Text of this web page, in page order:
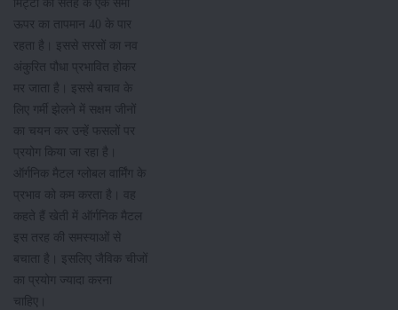
ऊपर का तापमान 40 के पार
रहता है। इससे सरसों का नव
अंकुरित पौधा प्रभावित होकर
मर जाता है। इससे बचाव के
लिए गर्मी झेलने में सक्षम जीनों
का चयन कर उन्हें फसलों पर
प्रयोग किया जा रहा है।
ऑर्गनिक मैटल ग्लोबल वार्मिंग के
प्रभाव को कम करता है। वह
कहते हैं खेती में ऑर्गनिक मैटल
इस तरह की समस्याओं से
बचाता है। इसलिए जैविक चीजों
का प्रयोग ज्यादा करना
चाहिए।